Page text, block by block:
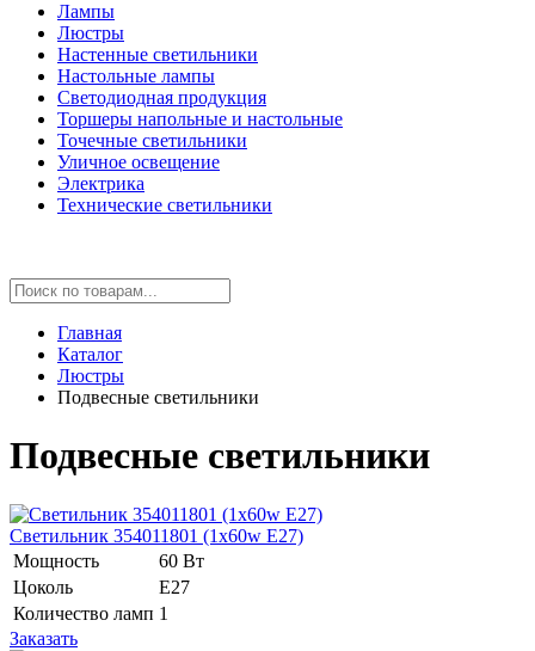
Лампы
Люстры
Настенные светильники
Настольные лампы
Светодиодная продукция
Торшеры напольные и настольные
Точечные светильники
Уличное освещение
Электрика
Технические светильники
Главная
Каталог
Люстры
Подвесные светильники
Подвесные светильники
Светильник 354011801 (1x60w E27)
Мощность
60 Вт
Цоколь
Е27
Количество ламп 1
Заказать